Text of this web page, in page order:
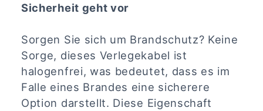
Sicherheit geht vor
Sorgen Sie sich um Brandschutz? Keine
Sorge, dieses Verlegekabel ist
halogenfrei, was bedeutet, dass es im
Falle eines Brandes eine sicherere
Option darstellt. Diese Eigenschaft